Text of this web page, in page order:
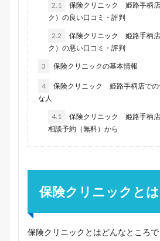
2.1
保険クリニック 姫路手柄
ク）の良い口コミ・評判
2.2
保険クリニック 姫路手柄
ク）の悪い口コミ・評判
3 保険クリニックの基本情報
4
保険クリニック 姫路手柄店での
な人
4.1
保険クリニック 姫路手柄
相談予約（無料）から
保険クリニックとは
保険クリニックとはどんなところ